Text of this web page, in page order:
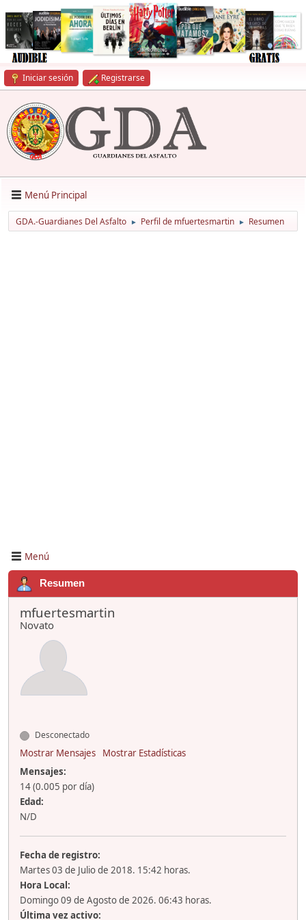
Iniciar sesión Registrarse
Menú Principal
GDA.-Guardianes Del Asfalto ► Perfil de mfuertesmartin ► Resumen
Menú
Resumen
mfuertesmartin
Novato
Desconectado
Mostrar Mensajes
Mostrar Estadísticas
Mensajes:
14 (0.005 por día)
Edad:
N/D
Fecha de registro:
Martes 03 de Julio de 2018. 15:42 horas.
Hora Local:
Domingo 09 de Agosto de 2026. 06:43 horas.
Última vez activo: